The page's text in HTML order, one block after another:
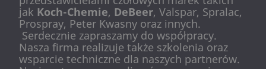
jak Koch-Chemie, DeBeer, Valspar, Spralac,
Prospray, Peter Kwasny oraz innych.
Serdecznie zapraszamy do współpracy.
Nasza firma realizuje także szkolenia oraz
wsparcie techniczne dla naszych partnerów.